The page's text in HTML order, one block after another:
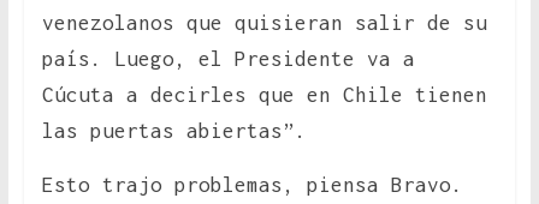
venezolanos que quisieran salir de su
país. Luego, el Presidente va a
Cúcuta a decirles que en Chile tienen
las puertas abiertas”.
Esto trajo problemas, piensa Bravo.